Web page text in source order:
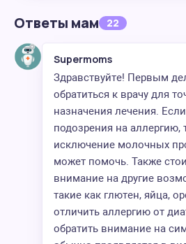
Ответы мам 22
Supermoms
Здравствуйте! Первым
обратиться к врачу для
назначения лечения.
подозрения на аллергию,
исключение молочных
может помочь. Также
внимание на другие
такие как глютен, яйца,
отличить аллергию от
обратить внимание на